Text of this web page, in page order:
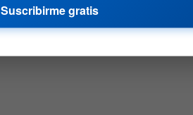
Suscribirme gratis